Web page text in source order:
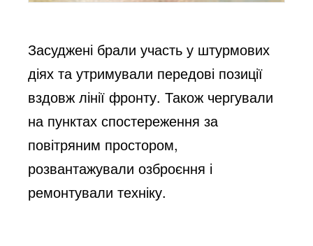
Засуджені брали участь у штурмових
діях та утримували передові позиції
вздовж лінії фронту. Також чергували
на пунктах спостереження за
повітряним простором,
розвантажували озброєння і
ремонтували техніку.